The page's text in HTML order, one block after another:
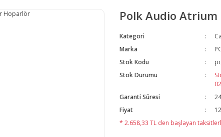
Polk Audio
Kategori
Marka
Stok Kodu
Stok Durumu
Garanti Süresi
Fiyat
* 2.658,33 TL den başlayan